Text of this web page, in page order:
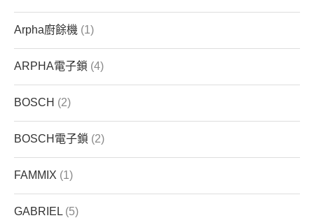
Arpha廚餘機 (1)
ARPHA電子鎖 (4)
BOSCH (2)
BOSCH電子鎖 (2)
FAMMIX (1)
GABRIEL (5)